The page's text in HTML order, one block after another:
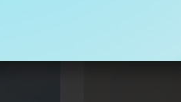
et en bonne santé, et